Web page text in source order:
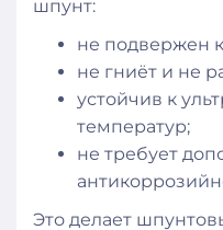
шпунт:
не подвержен
не гниёт и не
устойчив к
температур;
не требует
Это делает